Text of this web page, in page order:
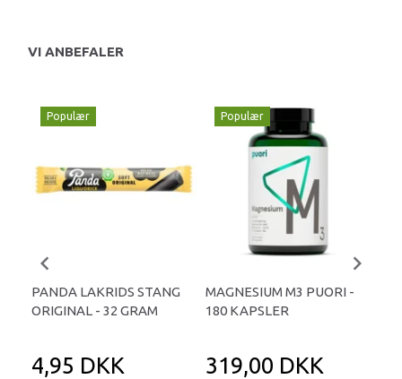
VI ANBEFALER
Populær
PANDA LAKRIDS STANG
ORIGINAL - 32 GRAM
4,95 DKK
Populær
MAGNESIUM M3 PUORI -
180 KAPSLER
319,00 DKK